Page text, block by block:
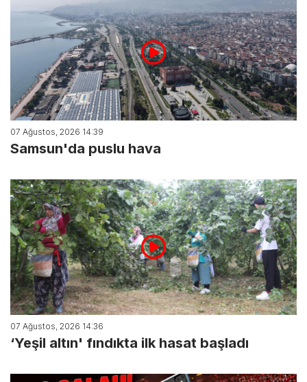
07 Ağustos, 2026 14:39
Samsun'da puslu hava
07 Ağustos, 2026 14:36
‘Yeşil altın' fındıkta ilk hasat başladı